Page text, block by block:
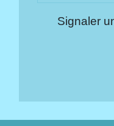
Signaler